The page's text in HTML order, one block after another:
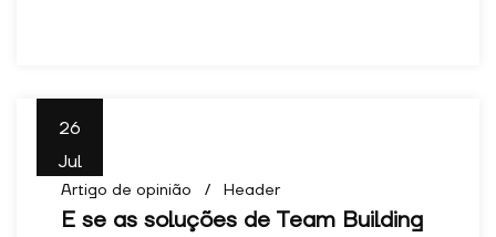
26
Jul
Artigo de opinião Header
E se as soluções de Team Building